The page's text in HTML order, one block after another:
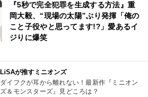
『5秒で完全犯罪を生成する方法』重
岡大毅、“現場の太陽”ぶり発揮「俺の
こと子役やと思ってます!?」愛あるイ
ジりに爆笑
LiSAが推すミニオンズ
ダイフクが耳から離れない！最新作『ミニオン
ズ＆モンスターズ』見どころは？